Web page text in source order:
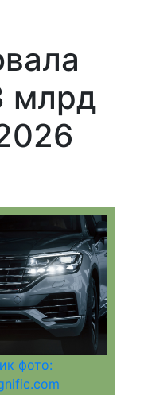
млрд
фото: